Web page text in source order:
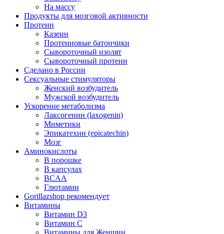
На массу
Продукты для мозговой активности
Протеин
Казеин
Протеиновые батончики
Сывороточный изолят
Сывороточный протеин
Сделано в России
Сексуальные стимуляторы
Женский возбудитель
Мужской возбудитель
Ускорение метаболизма
Лаксогенин (laxogenin)
Миметики
Эпикатехин (epicatechin)
Мозг
Аминокислоты
В порошке
В капсулах
BCAA
Глютамин
Gorillazshop рекомендует
Витамины
Витамин D3
Витамин С
Витамины для Женщин